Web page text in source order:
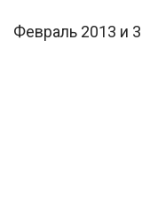
Февраль 2013 и